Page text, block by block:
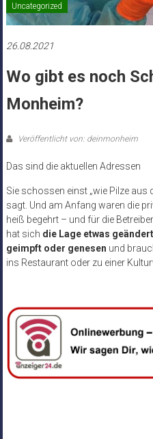
Uncategorized
26.08.2021
Wo gibt es noch
Monheim?
Veröffentlicht von: deinmonheim
Das sind die aktuellen Adressen
Sie schossen einst „wie Pilze aus
sagt. Und am Anfang waren die
heiß begehrt – und für die
hat sich die Lage etwas geändert
geimpft oder genesen und
ins Restaurant oder zu einer